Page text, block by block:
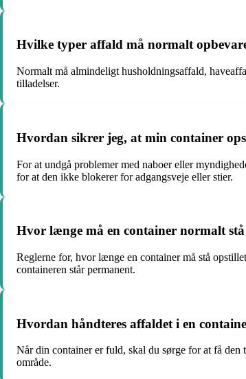
Hvilke typer affald må normalt
Normalt må almindeligt husholdningsaffald,
tilladelser.
Hvordan sikrer jeg, at min container
For at undgå problemer med naboer eller
for at den ikke blokerer for adgangsveje eller stier.
Hvor længe må en container normalt
Reglerne for, hvor længe en container må stå
containeren står permanent.
Hvordan håndteres affaldet i en
Når din container er fuld, skal du sørge for at få
område.